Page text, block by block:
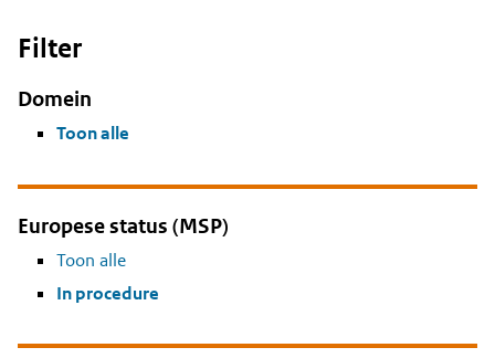
Filter
Domein
Toon alle
Europese status (MSP)
Toon alle
In procedure